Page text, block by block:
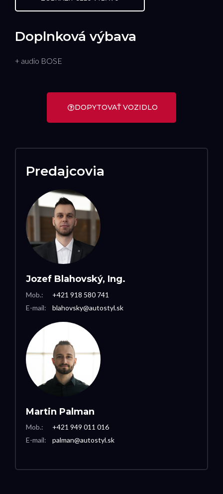
Doplnková výbava
+ audio BOSE
DOPYTOVAŤ VOZIDLO
Predajcovia
Jozef Blahovský, Ing.
Mob.:
E-mail:
+421 918 580 741
blahovsky@autostyl.sk
Martin Palman
Mob.:
E-mail:
+421 949 011 016
palman@autostyl.sk